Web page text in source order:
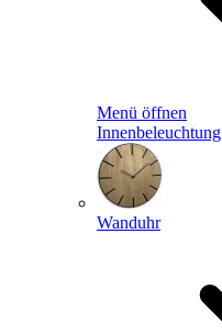
Menü öffnen
Innenbeleuchtung
Wanduhr